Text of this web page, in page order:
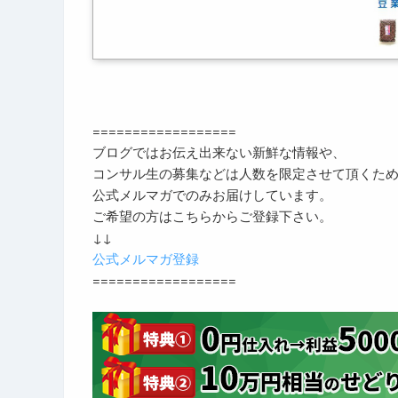
==================
ブログではお伝え出来ない新鮮な情報や、
コンサル生の募集などは人数を限定させて頂くため
公式メルマガでのみお届けしています。
ご希望の方はこちらからご登録下さい。
↓↓
公式メルマガ登録
==================